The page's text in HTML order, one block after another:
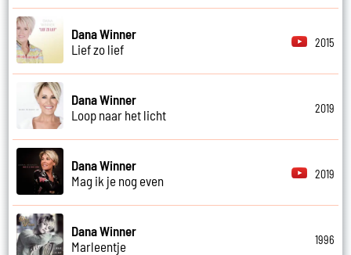
Dana Winner
Lief zo lief
2015
Dana Winner
Loop naar het licht
2019
Dana Winner
Mag ik je nog even
2019
Dana Winner
Marleentje
1996